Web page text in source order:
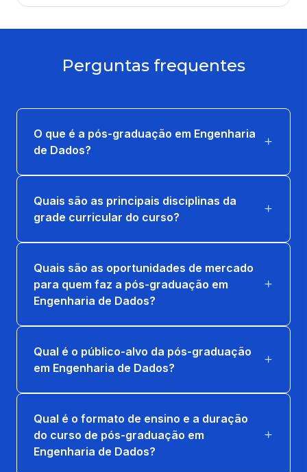
CLOUD COMPUTING: MAIS EFICIÊNCIA E
36 horas
GOVERNANÇA, PREPARAÇÃO E
INTEGRAÇÃO DE ARQUITETURA ETL
36 horas
Perguntas frequentes
O que é a pós-graduação em Engenharia
de Dados?
Quais são as principais disciplinas da
grade curricular do curso?
Quais são as oportunidades de mercado
para quem faz a pós-graduação em
Engenharia de Dados?
Qual é o público-alvo da pós-graduação
em Engenharia de Dados?
Qual é o formato de ensino e a duração
do curso de pós-graduação em
Engenharia de Dados?